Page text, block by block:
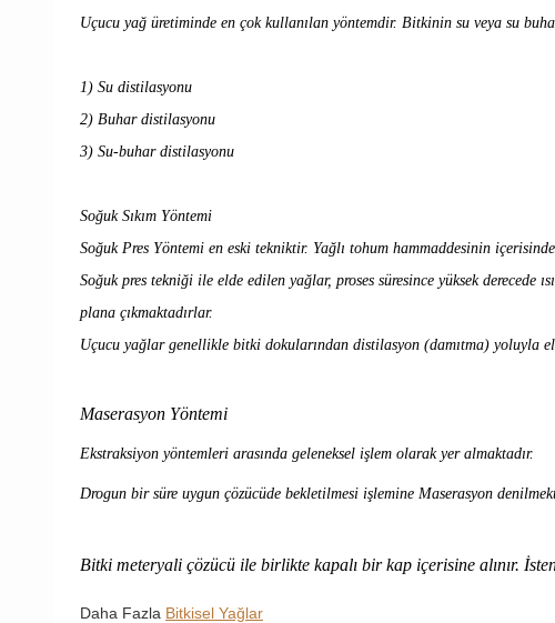
Uçucu yağ üretiminde en çok kullanılan yöntemdir. Bitkinin su veya su
1) Su distilasyonu
2) Buhar distilasyonu
3) Su-buhar distilasyonu
Soğuk Sıkım Yöntemi
Soğuk Pres Yöntemi en eski tekniktir. Yağlı tohum hammaddesinin
Soğuk pres tekniği ile elde edilen yağlar, proses süresince yüksek derecede
plana çıkmaktadırlar.
Uçucu yağlar genellikle bitki dokularından distilasyon (damıtma) yoluyla
Maserasyon Yöntemi
Ekstraksiyon yöntemleri arasında geleneksel işlem olarak yer almaktadır.
Drogun bir süre uygun çözücüde bekletilmesi işlemine Maserasyon
Bitki meteryali çözücü ile birlikte kapalı bir kap içerisine alınır.
Daha Fazla Bitkisel Yağlar